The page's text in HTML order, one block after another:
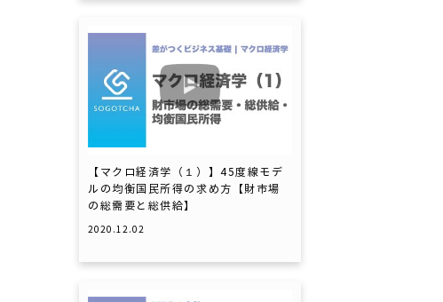
【マクロ経済学（１）】45度線モデ
ルの均衡国民所得の求め方【財市場
の総需要と総供給】
2020.12.02